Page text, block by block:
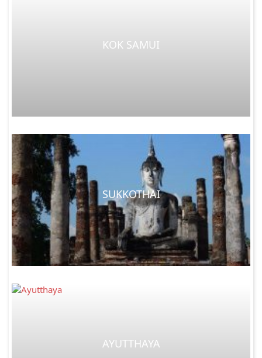
KOK SAMUI
SUKKOTHAI
AYUTTHAYA